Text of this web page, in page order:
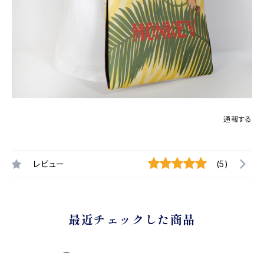
通報する
レビュー (5)
最近チェックした商品